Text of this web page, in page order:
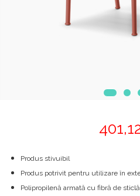
Produs stivuibil
Produs potrivit pentru utilizare în
Polipropilenă armată cu fibră de